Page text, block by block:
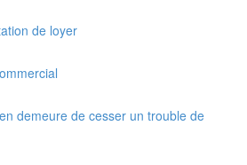
de loyer
demeure de cesser un trouble de